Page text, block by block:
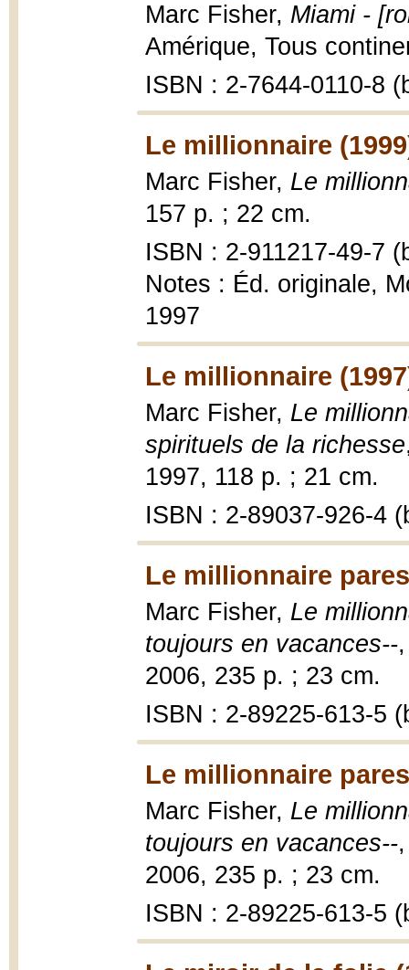
Marc Fisher, Miami -
Amérique, Tous
ISBN : 2-7644-0110-8
Le millionnaire
Marc Fisher, Le
157 p. ; 22 cm.
ISBN : 2-911217-49-7
Notes : Éd. originale,
1997
Le millionnaire
Marc Fisher, Le
spirituels de la richesse
1997, 118 p. ; 21 cm.
ISBN : 2-89037-926-4
Le millionnaire
Marc Fisher, Le
toujours en vacances--
2006, 235 p. ; 23 cm.
ISBN : 2-89225-613-5
Le millionnaire
Marc Fisher, Le
toujours en vacances--
2006, 235 p. ; 23 cm.
ISBN : 2-89225-613-5